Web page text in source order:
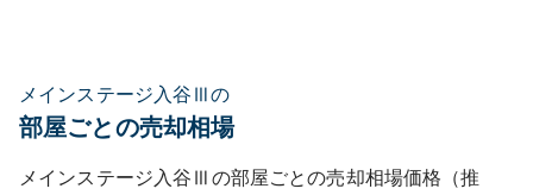
メインステージ入谷Ⅲの
部屋ごとの売却相場
メインステージ入谷Ⅲ の部屋ごとの売却相場価格（推